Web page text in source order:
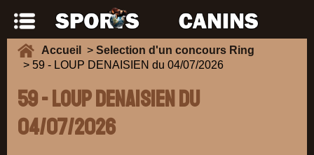
Accueil > Selection d'un concours Ring
> 59 - LOUP DENAISIEN du 04/07/2026
59 - LOUP DENAISIEN du
04/07/2026